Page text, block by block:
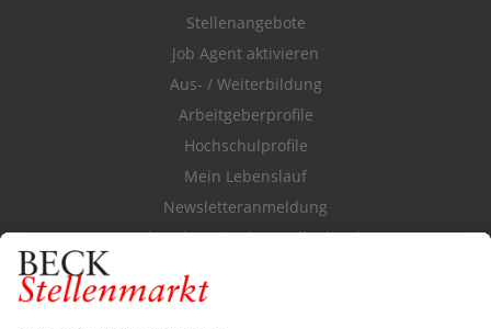
Stellenangebote
Job Agent aktivieren
Aus- / Weiterbildung
Arbeitgeberprofile
Hochschulprofile
Mein Lebenslauf
Newsletteranmeldung
Durchsuchen Sie den Stellenkatalog
FÜR ARBEITGEBER